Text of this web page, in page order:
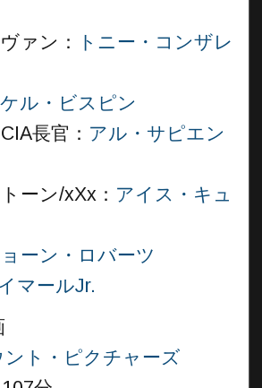
ァン：
トニー・コンザレ
ル・ビスピン
長官： アル・サピエン
ーン/xXx： アイス・キュ
ーン・ロバーツ
マールJr.
ト・ピクチャーズ